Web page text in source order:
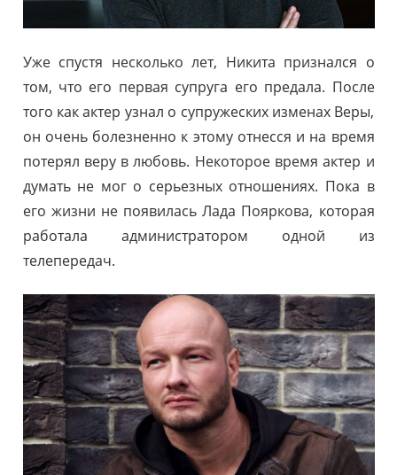
Уже спустя несколько лет, Никита признался о
том, что его первая супруга его предала. После
того как актер узнал о супружеских изменах Веры,
он очень болезненно к этому отнесся и на время
потерял веру в любовь. Некоторое время актер и
думать не мог о серьезных отношениях. Пока в
его жизни не появилась Лада Пояркова, которая
работала администратором одной из
телепередач.